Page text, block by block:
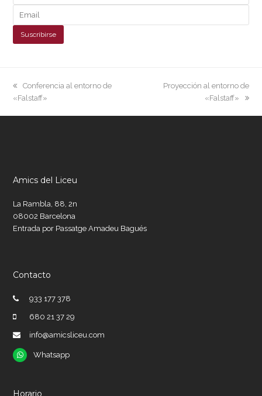
previous
post:
Conferencia al entorno de
«Falstaff»
next
Proyección al entorno de
«Falstaff»
Amics del Liceu
La Rambla, 88, 2n
08002 Barcelona
Entrada por Passatge Amadeu Bagués
Contacto
933 177 378
680 21 37 29
info@amicsliceu.com
Whatsapp
Whatsapp
Horario